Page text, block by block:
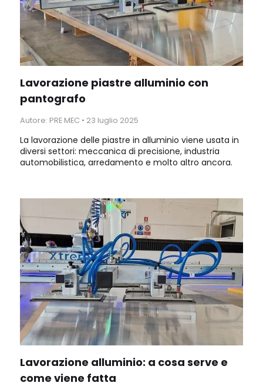
Lavorazione piastre alluminio con
pantografo
Autore: PRE MEC • 23 luglio 2025
La lavorazione delle piastre in alluminio viene usata in
diversi settori: meccanica di precisione, industria
automobilistica, arredamento e molto altro ancora.
macchina ad altissima precisione.
Lavorazione alluminio: a cosa serve e
come viene fatta